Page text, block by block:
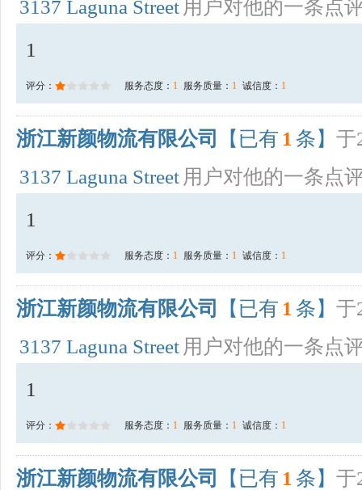
3137 Laguna Street 用户对他的一条点
1
评分： 服务态度： 1 服务质量： 1 诚信度： 1
浙江新颜物流有限公司 【已有 1 条】 于
3137 Laguna Street 用户对他的一条点
1
评分： 服务态度： 1 服务质量： 1 诚信度： 1
浙江新颜物流有限公司 【已有 1 条】 于
3137 Laguna Street 用户对他的一条点
1
评分： 服务态度： 1 服务质量： 1 诚信度： 1
浙江新颜物流有限公司 【已有 1 条】 于